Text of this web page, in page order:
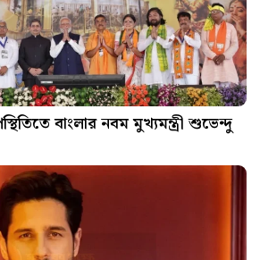
বাংলার নবম মুখ্যমন্ত্রী শুভেন্দু